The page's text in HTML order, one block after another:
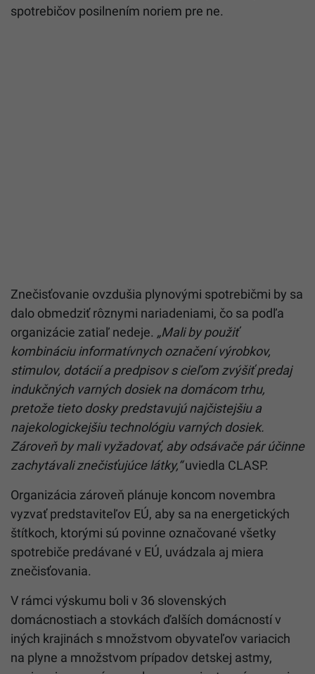
spotrebičov posilnením noriem pre ne.
Znečisťovanie ovzdušia plynovými spotrebičmi by sa
dalo obmedziť rôznymi nariadeniami, čo sa podľa
organizácie zatiaľ nedeje. „Mali by použiť
kombináciu informatívnych označení výrobkov,
stimulov, dotácií a predpisov s cieľom zvýšiť predaj
indukčných varných dosiek na domácom trhu,
pretože tieto dosky predstavujú najčistejšiu a
najekologickejšiu technológiu varných dosiek.
Zároveň by mali vyžadovať, aby odsávače pár účinne
zachytávali znečisťujúce látky,“uviedla CLASP.
Organizácia zároveň plánuje koncom novembra
vyzvať predstaviteľov EÚ, aby sa na energetických
štítkoch, ktorými sú povinne označované všetky
spotrebiče predávané v EÚ, uvádzala aj miera
znečisťovania.
V rámci výskumu boli v 36 slovenských
domácnostiach a stovkách ďalších domácností v
iných krajinách s množstvom obyvateľov variacich
na plyne a množstvom prípadov detskej astmy,